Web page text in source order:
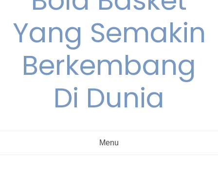
Yang Semakin
Berkembang
Di Dunia
Menu